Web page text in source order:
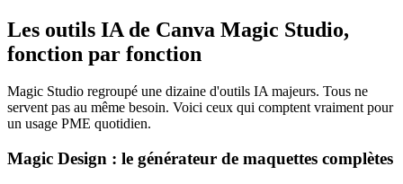
Les outils IA de Canva Magic Studio,
fonction par fonction
Magic Studio regroupé une dizaine d'outils IA majeurs. Tous ne
servent pas au même besoin. Voici ceux qui comptent vraiment pour
un usage PME quotidien.
Magic Design : le générateur de maquettes complètes